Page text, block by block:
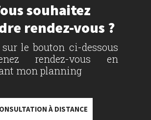
souhaitez
rendez-vous ?
le bouton ci-dessous
rendez-vous en
mon planning
À DISTANCE